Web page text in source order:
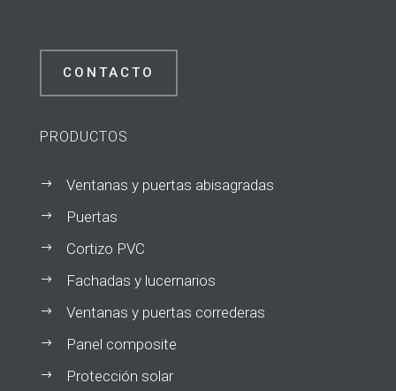
CONTACTO
PRODUCTOS
$ Ventanas y puertas abisagradas
$ Puertas
$ Cortizo PVC
$ Fachadas y lucernarios
$ Ventanas y puertas correderas
$ Panel composite
$ Protección solar